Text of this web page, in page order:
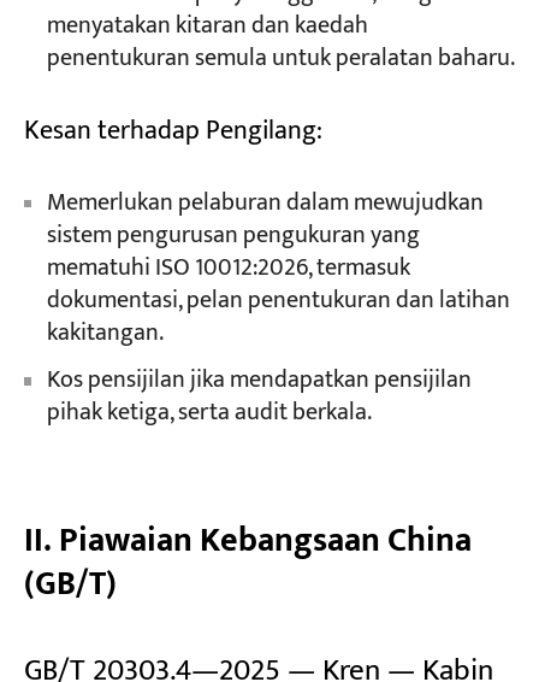
menyatakan kitaran dan kaedah
penentukuran semula untuk peralatan baharu.
Kesan terhadap Pengilang:
Memerlukan pelaburan dalam mewujudkan
sistem pengurusan pengukuran yang
mematuhi ISO 10012:2026, termasuk
dokumentasi, pelan penentukuran dan latihan
kakitangan.
Kos pensijilan jika mendapatkan pensijilan
pihak ketiga, serta audit berkala.
II. Piawaian Kebangsaan China
(GB/T)
GB/T 20303.4—2025 — Kren — Kabin